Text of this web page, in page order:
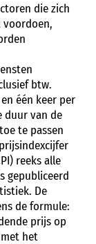
die zich
voordoen,
btw.
één keer per
duur van de
te passen
reeks alle
gepubliceerd
De
de formule:
prijs op
het